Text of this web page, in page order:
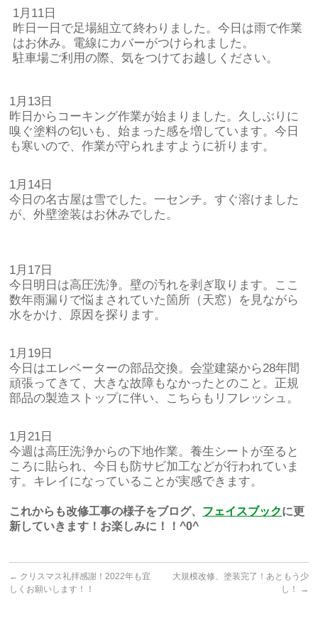
1月11日
昨日一日で足場組立て終わりました。今日は雨で作業
はお休み。電線にカバーがつけられました。
駐車場ご利用の際、気をつけてお越しください。
1月13日
昨日からコーキング作業が始まりました。久しぶりに
嗅ぐ塗料の匂いも、始まった感を増しています。今日
も寒いので、作業が守られますように祈ります。
1月14日
今日の名古屋は雪でした。一センチ。すぐ溶けました
が、外壁塗装はお休みでした。
1月17日
今日明日は高圧洗浄。壁の汚れを剥ぎ取ります。ここ
数年雨漏りで悩まされていた箇所（天窓）を見ながら
水をかけ、原因を探ります。
1月19日
今日はエレベーターの部品交換。会堂建築から28年間
頑張ってきて、大きな故障もなかったとのこと。正規
部品の製造ストップに伴い、こちらもリフレッシュ。
1月21日
今週は高圧洗浄からの下地作業。養生シートが至ると
ころに貼られ、今日も防サビ加工などが行われていま
す。キレイになっていることが実感できます。
これからも改修工事の様子をブログ、 フェイスブックに更
新していきます！お楽しみに！！^0^
← クリスマス礼拝感謝！2022年も宜
しくお願いします！！
大規模改修、塗装完了！あともう少
し！
→